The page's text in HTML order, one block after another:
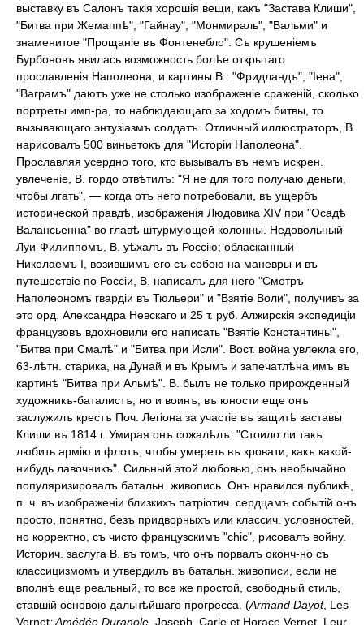
выставку въ Салонъ такія хорошія вещи, какъ "Застава Клиши",
"Битва при Жемаппѣ", "Гайнау", "Монмираль", "Вальми" и
знаменитое "Прощаніе въ Фонтенебло". Съ крушеніемъ
Бурбоновъ явилась возможность болѣе открытаго
прославленія Наполеона, и картины В.: "Фридландъ", "Іена",
"Ваграмъ" даютъ уже не столько изображеніе сраженій, сколько
портреты имп-ра, то наблюдающаго за ходомъ битвы, то
вызывающаго энтузіазмъ солдатъ. Отличный иллюстраторъ, В.
нарисовалъ 500 виньетокъ для "Исторіи Наполеона".
Прославляя усердно того, кто вызывалъ въ немъ искрен.
увлеченіе, В. гордо отвѣтилъ: "Я не для того получаю деньги,
чтобы лгать", — когда отъ него потребовали, въ ущербъ
исторической правдѣ, изображенія Людовика XIV при "Осадѣ
Валансьенна" во главѣ штурмующей колонны. Недовольный
Луи-Филиппомъ, В. уѣхалъ въ Россію; обласканный
Николаемъ I, возившимъ его съ собою на маневры и въ
путешествіе по Россіи, В. написалъ для него "Смотръ
Наполеономъ гвардіи въ Тюльери" и "Взятіе Воли", получивъ за
это орд. Александра Невскаго и 25 т. руб. Алжирскія экспедиціи
французовъ вдохновили его написать "Взятіе Константины",
"Битва при Смалѣ" и "Битва при Исли". Вост. война увлекла его,
63-лѣтн. старика, на Дунай и въ Крымъ и запечатлѣна имъ въ
картинѣ "Битва при Альмѣ". В. былъ не только прирожденный
художникъ-баталистъ, но и воинъ; въ юности еще онъ
заслужилъ крестъ Поч. Легіона за участіе въ защитѣ заставы
Клиши въ 1814 г. Умирая онъ сожалѣлъ: "Стоило ли такъ
любить армію и флотъ, чтобы умереть въ кровати, какъ какой-
нибудь лавочникъ". Сильный этой любовью, онъ необычайно
популяризировалъ батальн. живопись. Онъ нравился публикѣ,
п. ч. въ изображеніи близкихъ патріотич. сердцамъ событій онъ
просто, понятно, безъ придворныхъ или классич. условностей,
но корректно, съ чисто французскимъ "chic", рисовалъ войну.
Историч. заслуга В. въ томъ, что онъ порвалъ оконч-но съ
классицизмомъ и утвердилъ въ батальн. живописи, если не
вполнѣ еще реальный, то все же простой, свободный стиль,
ставшій основою дальнѣйшаго прогресса. (Armand Dayot, Les
Vernet; Amédée Duranole , Joseph, Carle et Horace Vernet, Leur